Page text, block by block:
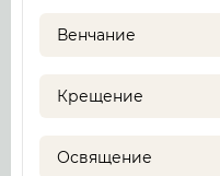
Венчание
Крещение
Освящение